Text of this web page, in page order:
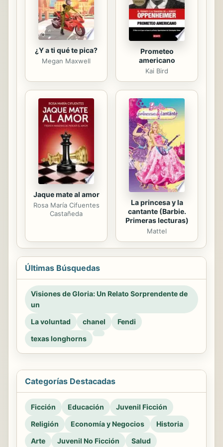
¿Y a ti qué te pica?
Megan Maxwell
Prometeo
americano
Kai Bird
Jaque mate al amor
Rosa María Cifuentes
Castañeda
La princesa y la
cantante (Barbie.
Primeras lecturas)
Mattel
Últimas Búsquedas
Visiones de Gloria: Un Relato Sorprendente de
un
La voluntad
chanel
Fendi
texas longhorns
Categorías Destacadas
Ficción Educación
Juvenil Ficción
Religión
Economía y Negocios
Historia
Arte
Juvenil No Ficción Salud